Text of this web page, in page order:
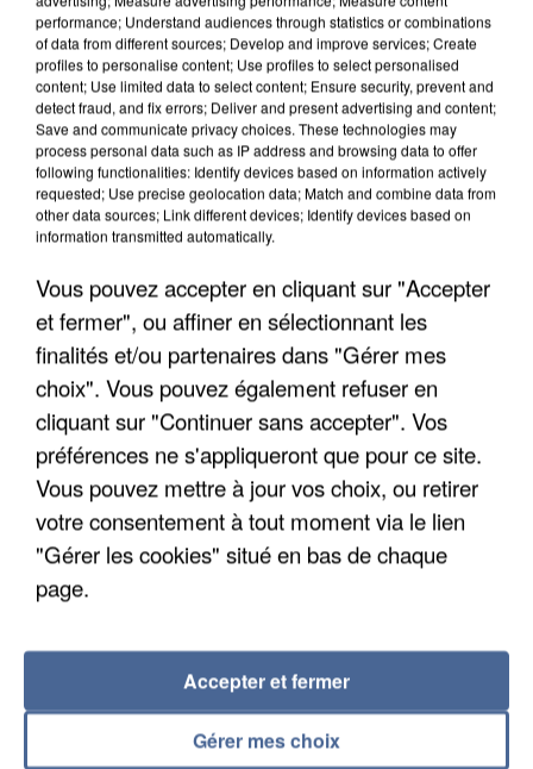
Trois personnes ont été placées en garde à vue.
4 août 2026
Le gouvernement et l’Ademe publient une carte
interactive des lieux...
Les habitants peuvent partager les points frais
près de chez eux.
performance; Understand audiences through statistics or combinations
of data from different sources; Develop and improve services; Create
profiles to personalise content; Use profiles to select personalised
content; Use limited data to select content; Ensure security, prevent and
detect fraud, and fix errors; Deliver and present advertising and content;
Save and communicate privacy choices. These technologies may
process personal data such as IP address and browsing data to offer
following functionalities: Identify devices based on information actively
requested; Use precise geolocation data; Match and combine data from
other data sources; Link different devices; Identify devices based on
information transmitted automatically.
Vous pouvez accepter en cliquant sur "Accepter
et fermer", ou affiner en sélectionnant les
finalités et/ou partenaires dans "Gérer mes
choix". Vous pouvez également refuser en
cliquant sur "Continuer sans accepter". Vos
préférences ne s'appliqueront que pour ce site.
Vous pouvez mettre à jour vos choix, ou retirer
votre consentement à tout moment via le lien
"Gérer les cookies" situé en bas de chaque
page.
Gérer mes choix
Accepter et fermer